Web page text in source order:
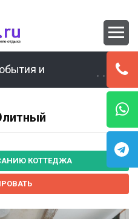
и
КОТТЕДЖА